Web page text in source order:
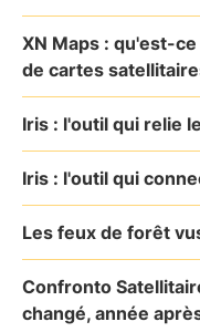
XN Maps : qu'est-
de cartes
Iris : l'outil qui relie
Iris : l'outil qui
Les feux de forêt
Confronto
changé, année